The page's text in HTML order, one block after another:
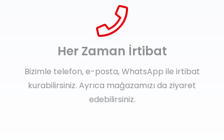
Her Zaman İrtibat
Bizimle telefon, e-posta, WhatsApp ile irtibat
kurabilirsiniz. Ayrıca mağazamızı da ziyaret
edebilirsiniz.